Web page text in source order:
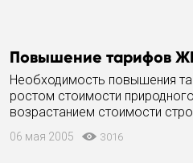
Повышение тарифов
Необходимость повышения
ростом стоимости
возрастанием стоимости
организаций (БТИ, пожарные,
06 мая 2005 3016